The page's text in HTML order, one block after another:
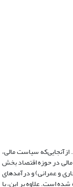
سیاست مالی،
در حوزه اقتصاد بخش
مخارج دولت (جاری و عمرانی) و درآمدهای
‌شده است. علاوه بر این، با